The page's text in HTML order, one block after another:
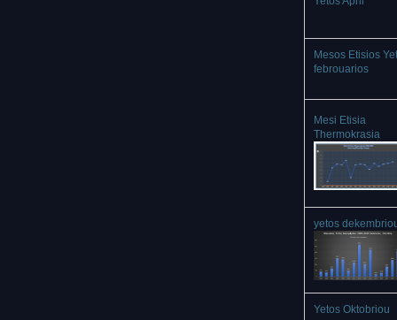
Mesos Etisios
febrouarios
Mesi Etisia
Thermokrasia
yetos
Yetos Oktobriou